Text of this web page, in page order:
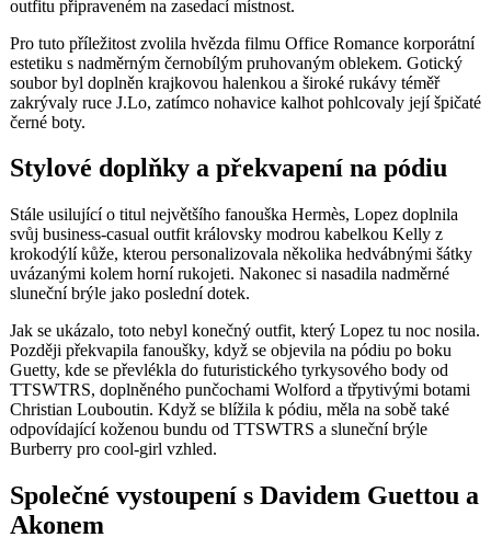
outfitu připraveném na zasedací místnost.
Pro tuto příležitost zvolila hvězda filmu Office Romance korporátní
estetiku s nadměrným černobílým pruhovaným oblekem. Gotický
soubor byl doplněn krajkovou halenkou a široké rukávy téměř
zakrývaly ruce J.Lo, zatímco nohavice kalhot pohlcovaly její špičaté
černé boty.
Stylové doplňky a překvapení na pódiu
Stále usilující o titul největšího fanouška Hermès, Lopez doplnila
svůj business-casual outfit královsky modrou kabelkou Kelly z
krokodýlí kůže, kterou personalizovala několika hedvábnými šátky
uvázanými kolem horní rukojeti. Nakonec si nasadila nadměrné
sluneční brýle jako poslední dotek.
Jak se ukázalo, toto nebyl konečný outfit, který Lopez tu noc nosila.
Později překvapila fanoušky, když se objevila na pódiu po boku
Guetty, kde se převlékla do futuristického tyrkysového body od
TTSWTRS, doplněného punčochami Wolford a třpytivými botami
Christian Louboutin. Když se blížila k pódiu, měla na sobě také
odpovídající koženou bundu od TTSWTRS a sluneční brýle
Burberry pro cool-girl vzhled.
Společné vystoupení s Davidem Guettou a
Akonem